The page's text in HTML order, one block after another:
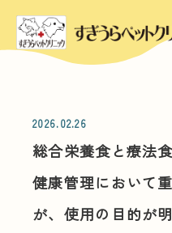
2026.02.26
総合栄養食と療法
健康管理において
が、使用の目的が